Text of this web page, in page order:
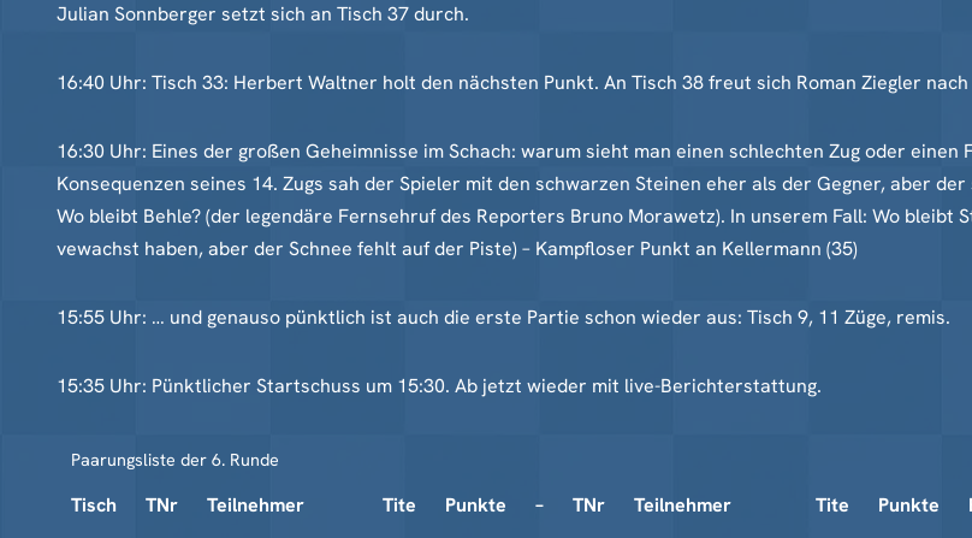
Julian Sonnberger setzt sich an Tisch 37 durch.
16:40 Uhr: Tisch 33: Herbert Waltner holt den nächsten Punkt. An Tisch 38 freut sich Roman Ziegler
16:30 Uhr: Eines der großen Geheimnisse im Schach: warum sieht man einen schlechten Zug oder
Konsequenzen seines 14. Zugs sah der Spieler mit den schwarzen Steinen eher als der Gegner, aber
Wo bleibt Behle? (der legendäre Fernsehruf des Reporters Bruno Morawetz). In unserem Fall: Wo bleibt
vewachst haben, aber der Schnee fehlt auf der Piste) – Kampfloser Punkt an Kellermann (35)
15:55 Uhr: … und genauso pünktlich ist auch die erste Partie schon wieder aus: Tisch 9, 11 Züge, remis.
15:35 Uhr: Pünktlicher Startschuss um 15:30. Ab jetzt wieder mit live-Berichterstattung.
Paarungsliste der 6. Runde
Tisch TNr Teilnehmer Tite Punkte – TNr Teilnehmer Tite Punkte